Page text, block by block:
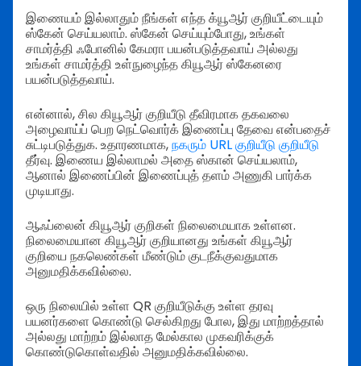
இணையம் இல்லாதும் நீங்கள் எந்த க்யூஆர் குறியீட்டையும்
ஸ்கேன் செய்யலாம். ஸ்கேன் செய்யும்போது, உங்கள்
சாமர்த்தி ஃபோனில் கேமரா பயன்படுத்தவாய் அல்லது
உங்கள் சாமர்த்தி உள்நுழைந்த கியூஆர் ஸ்கேனரை
பயன்படுத்தவாய்.
என்னால், சில கியூஆர் குறியீடு தீவிரமாக தகவலை
அழைவாய்ப் பெற நெட்வொர்க் இணைப்பு தேவை என்பதைச்
சுட்டிபடுத்துக. உதாரணமாக,நகரும் URL குறியீடு குறியீடு
தீர்வு. இணைய இல்லாமல் அதை ஸ்கான் செய்யலாம்,
ஆனால் இணைப்பின் இணைப்புத் தளம் அணுகி பார்க்க
முடியாது.
ஆஃப்லைன் கியூஆர் குறிகள் நிலைமையாக உள்ளன.
நிலைமையான கியூஆர் குறியானது உங்கள் கியூஆர்
குறியை நகலெண்கள் மீண்டும் குடநீக்குவதுமாக
அனுமதிக்கவில்லை.
ஒரு நிலையில் உள்ள QR குறியீடுக்கு உள்ள தரவு
பயனர்களை கொண்டு செல்கிறது போல, இது மாற்றத்தால்
அல்லது மாற்றம் இல்லாத மேல்கால முகவரிக்குக்
கொண்டுகொள்வதில் அனுமதிக்கவில்லை.